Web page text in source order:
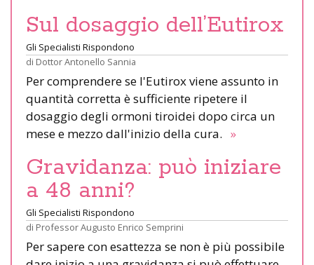
Sul dosaggio dell’Eutirox
Gli Specialisti Rispondono
di Dottor Antonello Sannia
Per comprendere se l'Eutirox viene assunto in
quantità corretta è sufficiente ripetere il
dosaggio degli ormoni tiroidei dopo circa un
mese e mezzo dall'inizio della cura. »
Gravidanza: può iniziare
a 48 anni?
Gli Specialisti Rispondono
di Professor Augusto Enrico Semprini
Per sapere con esattezza se non è più possibile